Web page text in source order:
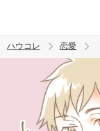
トレンド ワード
ハウコレ 恋愛